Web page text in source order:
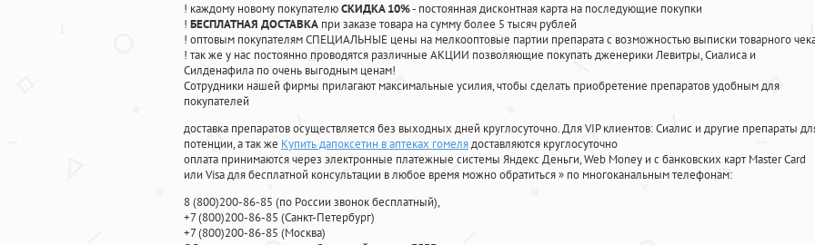
! каждому новому покупателюСКИДКА 10%- постоянная дисконтная карта на последующие покупки
! БЕСПЛАТНАЯ ДОСТАВКА при заказе товара на сумму более 5 тысяч рублей
! оптовым покупателям СПЕЦИАЛЬНЫЕ цены на мелкооптовые партии препарата с возможностью выписки товарного
! так же у нас постоянно проводятся различные АКЦИИ позволяющие покупать дженерики Левитры, Сиалиса и
Силденафила по очень выгодным ценам!
Cотрудники нашей фирмы прилагают максимальные усилия, чтобы сделать приобретение препаратов удобным для
покупателей
доставка препаратов осуществляется без выходных дней круглосуточно. Для VIP клиентов: Сиалис и другие препараты
потенции, а так же Купить дапоксетин в аптеках гомелядоставляются круглосуточно
оплата принимаются через электронные платежные системы Яндекс Деньги, Web Money и с банковских карт Master Card
или Visa для бесплатной консультации в любое время можно обратиться» по многоканальным телефонам:
8(800)200-86-85 (по России звонок бесплатный),
+7(800)200-86-85 (Санкт-Петербург)
+7(800)200-86-85 (Москва)